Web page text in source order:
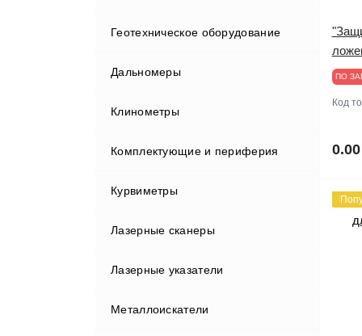
Геотехническое оборудование
Дальномеры
Клинометры
Комплектующие и периферия
Адаптеры и переходники
Аккумуляторы и ЗУ
Вехи
Держатели
Курвиметры
Лазерные сканеры
Лазерные указатели
Металлоискатели
ПО
Код